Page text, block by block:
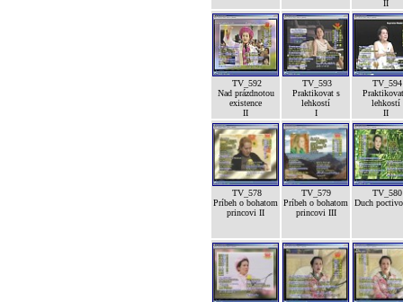
II
TV_592
Nad prázdnotou
existence
II
TV_593
Praktikovat s
lehkostí
I
TV_594
lehkostí
II
TV_578
Príbeh o bohatom
princovi II
TV_579
Príbeh o bohatom
princovi III
TV_580
Duch